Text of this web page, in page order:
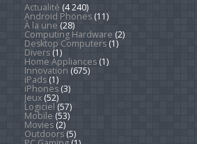
Actualité (4 240)
Android Phones(11)
À la une (28)
Computing Hardware (2)
Desktop Computers(1)
Divers(1)
Home Appliances(1)
Innovation (675)
iPads(1)
iPhones(3)
Jeux(52)
Logiciel (57)
Mobile (53)
Movies(2)
Outdoors(5)